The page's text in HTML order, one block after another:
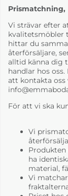
4-6 Veckor
Prismatchning,
Vi strävar efter
kvalitetsmöbler
hittar du
återförsäljare,
alltid känna dig
handlar hos
att kontakta oss
För att vi ska
Vi
Produkten
ha
material,
Vi